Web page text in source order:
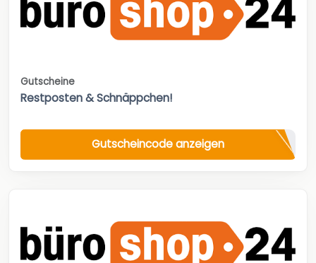
Gutscheine
Restposten & Schnäppchen!
Gutscheincode anzeigen